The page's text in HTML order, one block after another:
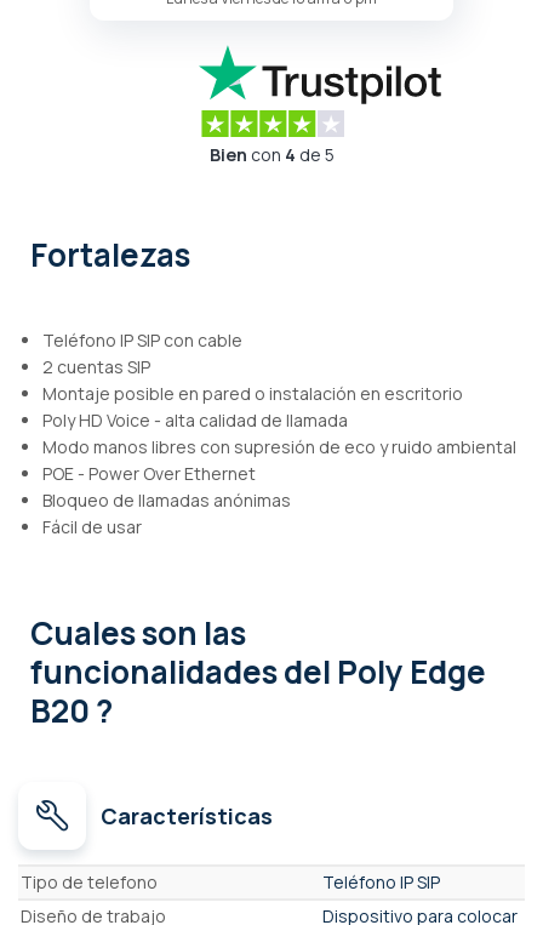
Bien con 4 de 5
Fortalezas
Teléfono IP SIP con cable
2 cuentas SIP
Montaje posible en pared o instalación en escritorio
Poly HD Voice - alta calidad de llamada
Modo manos libres con supresión de eco y ruido ambiental
POE - Power Over Ethernet
Bloqueo de llamadas anónimas
Fácil de usar
Cuales son las
funcionalidadesdel Poly Edge
B20 ?
Características
Características
Tipo de telefono
Teléfono IP SIP
Diseño de trabajo
Dispositivo para colocar